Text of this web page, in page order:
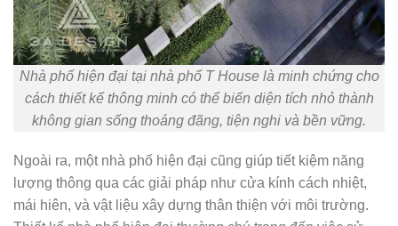
Nhà phố hiện đại tại nhà phố T House là minh chứng cho
cách thiết kế thông minh có thể biến diện tích nhỏ thành
không gian sống thoáng đãng, tiện nghi và bền vững.
Ngoài ra, một nhà phố hiện đại cũng giúp tiết kiệm năng
lượng thông qua các giải pháp như cửa kính cách nhiệt,
mái hiên, và vật liệu xây dựng thân thiện với môi trường.